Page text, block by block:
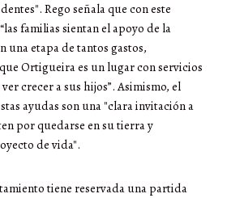
Rego señala que con este
familias sientan el apoyo de la
una etapa de tantos gastos,
Ortigueira es un lugar con servicios
crecer a sus hijos”. Asimismo, el
ayudas son una "clara invitación a
por quedarse en su tierra y
de vida".
tiene reservada una partida